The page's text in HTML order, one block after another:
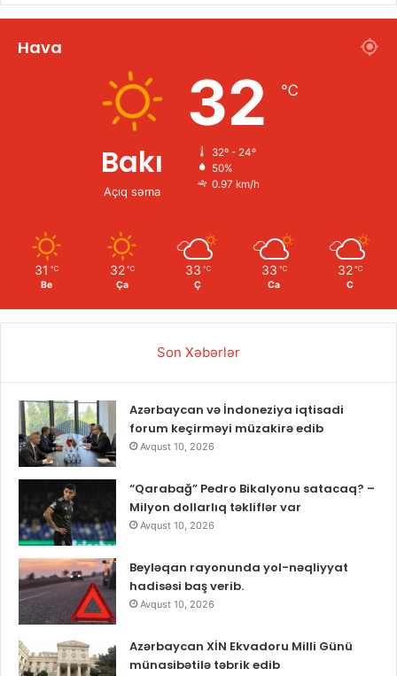
Hava
Bakı
Açıq səma
32 ℃
32º - 24º
50%
0.97 km/h
31 ℃
Be
32 ℃
Ça
33 ℃
Ç
33 ℃
Ca
32 ℃
C
Son Xəbərlər
Azərbaycan və İndoneziya iqtisadi
forum keçirməyi müzakirə edib
Avqust 10, 2026
“Qarabağ” Pedro Bikalyonu satacaq? –
Milyon dollarlıq təkliflər var
Avqust 10, 2026
Beyləqan rayonunda yol-nəqliyyat
hadisəsi baş verib.
Avqust 10, 2026
Azərbaycan XİN Ekvadoru Milli Günü
münasibətilə təbrik edib